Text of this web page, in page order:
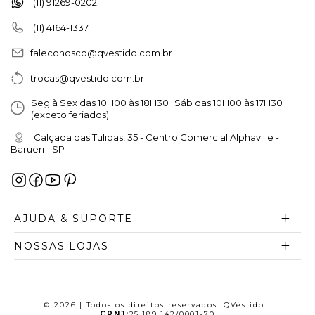
(11) 4164-1337
faleconosco@qvestido.com.br
trocas@qvestido.com.br
Seg à Sex das 10H00 às 18H30 Sáb das 10H00 às 17H30
(exceto feriados)
Calçada das Tulipas, 35 - Centro Comercial Alphaville -
Barueri - SP
AJUDA & SUPORTE
NOSSAS LOJAS
© 2026 | Todos os direitos reservados. QVestido |